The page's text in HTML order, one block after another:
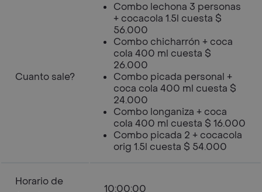
Cuanto sale?
Combo lechona 3 personas
+ cocacola 1.5l cuesta $
56.000
Combo chicharrón + coca
cola 400 ml cuesta $
26.000
Combo picada personal +
coca cola 400 ml cuesta $
24.000
Combo longaniza + coca
cola 400 ml cuesta $ 16.000
Combo picada 2 + cocacola
orig 1.5l cuesta $ 54.000
Horario de
10:00:00